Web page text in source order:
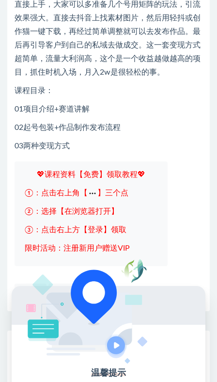
直接上手，大家可以多准备几个号用矩阵的玩法，引流
效果强大。直接去抖音上找素材图片，然后用轻抖或创
作猫一键下载，再经过简单调整就可以去发布作品。最
后再引导客户到自己的私域去做成交。这一套变现方式
超简单，流量大利润高，这个是一个收益越做越高的项
目，抓住时机入场，月入2w是很轻松的事。
课程目录：
01项目介绍+赛道讲解
02起号包装+作品制作发布流程
03两种变现方式
💖课程资料【免费】领取教程💖
①：点击右上角【 】三个点
②：选择【在浏览器打开】
③：点击右上方【登录】领取
限时活动：注册新用户赠送VIP
收藏 海报 链接
网赚基地简介
❤本站：本站整合多方资源站，主要面向互联网创业
温馨提示